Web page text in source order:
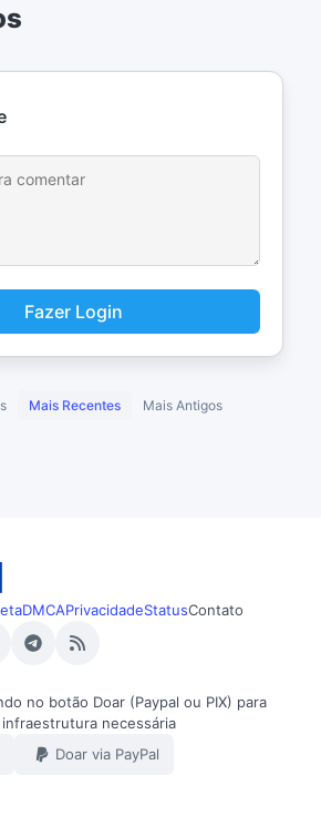
Fazer Login
Mais Recentes Mais Antigos
DMCAPrivacidadeStatusContato
no botão Doar (Paypal ou PIX) para
necessária
Doar via PayPal